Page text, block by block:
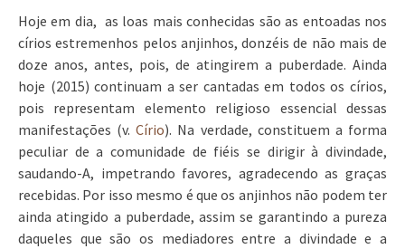
Hoje em dia, as loas mais conhecidas são as entoadas nos
círios estremenhos pelos anjinhos, donzéis de não mais de
doze anos, antes, pois, de atingirem a puberdade. Ainda
hoje (2015) continuam a ser cantadas em todos os círios,
pois representam elemento religioso essencial dessas
manifestações (v.Círio). Na verdade, constituem a forma
peculiar de a comunidade de fiéis se dirigir à divindade,
saudando-A, impetrando favores, agradecendo as graças
recebidas. Por isso mesmo é que os anjinhos não podem ter
ainda atingido a puberdade, assim se garantindo a pureza
daqueles que são os mediadores entre a divindade e a